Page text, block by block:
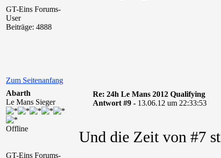
GT-Eins Forums-
User
Beiträge: 4888
Zum Seitenanfang
Abarth
Le Mans Sieger
Offline
GT-Eins Forums-
Re: 24h Le Mans 2012 Qualifying
Antwort #9 - 13.06.12 um 22:33:53
Und die Zeit von #7